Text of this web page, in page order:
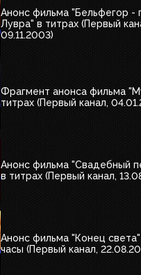
Анонс фильма "Бельфегор -
Лувра" в титрах (Первый
09.11.2003)
Фрагмент анонса фильма
титрах (Первый канал,
Анонс фильма "Свадебный
в титрах (Первый канал,
Анонс фильма "Конец света"
часы (Первый канал,